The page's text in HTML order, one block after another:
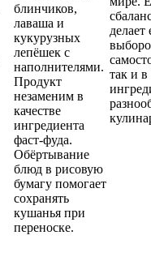
блинчиков,
лаваша и
кукурузных
лепёшек с
наполнителями.
Продукт
незаменим в
качестве
ингредиента
фаст-фуда.
Обёртывание
блюд в рисовую
бумагу помогает
сохранять
кушанья при
переноске.
так и в